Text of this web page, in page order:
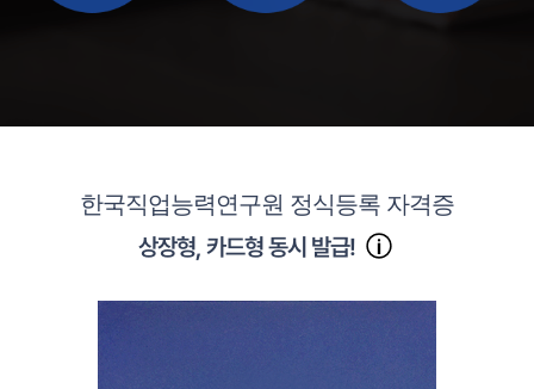
한국직업능력연구원 정식등록 자격증
상장형, 카드형 동시 발급!